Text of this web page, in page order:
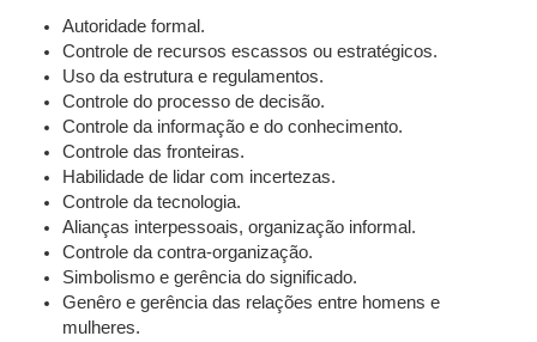
Autoridade formal.
Controle de recursos escassos ou estratégicos.
Uso da estrutura e regulamentos.
Controle do processo de decisão.
Controle da informação e do conhecimento.
Controle das fronteiras.
Habilidade de lidar com incertezas.
Controle da tecnologia.
Alianças interpessoais, organização informal.
Controle da contra-organização.
Simbolismo e gerência do significado.
Genêro e gerência das relações entre homens e
mulheres.